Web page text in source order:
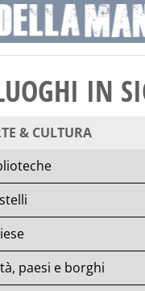
IN
& CULTURA
paesi e borghi